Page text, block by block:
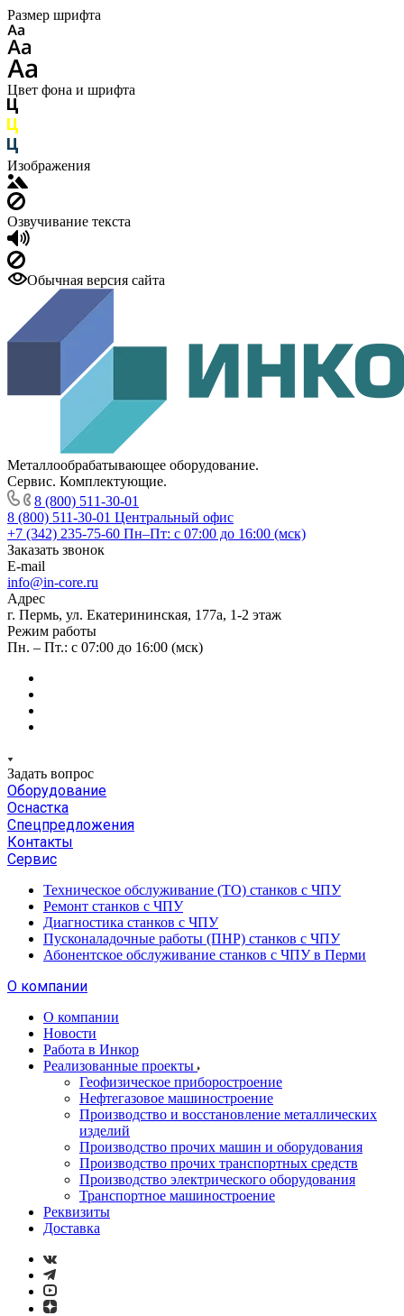
Размер шрифта
Цвет фона и шрифта
Изображения
Озвучивание текста
Обычная версия сайта
Металлообрабатывающее оборудование.
Сервис. Комплектующие.
8 (800) 511-30-01
8 (800) 511-30-01 Центральный офис
+7 (342) 235-75-60 Пн–Пт: с 07:00 до 16:00 (мск)
Заказать звонок
E-mail
info@in-core.ru
Адрес
г. Пермь, ул. ​Екатерининская, 177а, ​1-2 этаж
Режим работы
Пн. – Пт.: с 07:00 до 16:00 (мск)
Задать вопрос
Оборудование
Оснастка
Спецпредложения
Контакты
Сервис
Техническое обслуживание (ТО) станков с ЧПУ
Ремонт станков с ЧПУ
Диагностика станков с ЧПУ
Пусконаладочные работы (ПНР) станков с ЧПУ
Абонентское обслуживание станков с ЧПУ в Перми
О компании
О компании
Новости
Работа в Инкор
Реализованные проекты
Геофизическое приборостроение
Нефтегазовое машиностроение
Производство и восстановление металлических
изделий
Производство прочих машин и оборудования
Производство прочих транспортных средств
Производство электрического оборудования
Транспортное машиностроение
Реквизиты
Доставка